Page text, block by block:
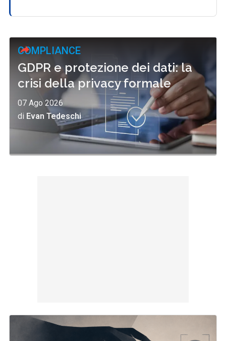
COMPLIANCE
GDPR e protezione dei dati: la
crisi della privacy formale
07 Ago 2026
di Evan Tedeschi